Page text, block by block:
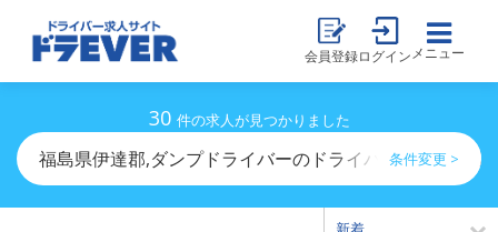
会員登録ログイン メニュー
30 件の求人が見つかりました
福島県伊達郡,ダンプドライバーのドライバー求人・運転
条件変更 >